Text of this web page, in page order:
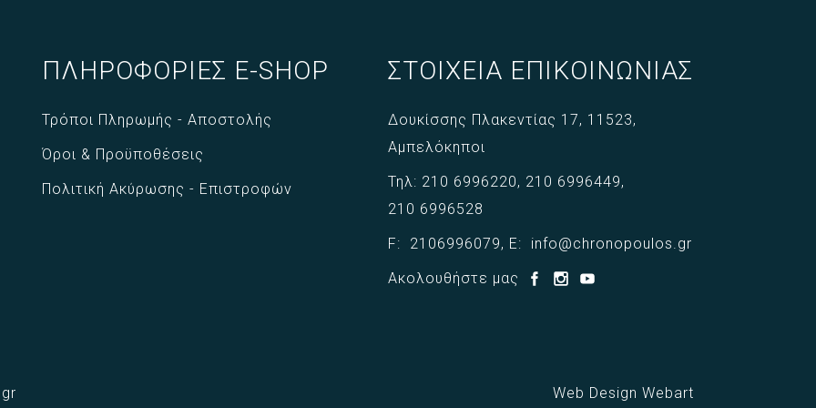
ΠΛΗΡΟΦΟΡΙΕΣ E-SHOP
Τρόποι Πληρωμής - Αποστολής
Όροι & Προϋποθέσεις
Πολιτική Ακύρωσης - Επιστροφών
ΣΤΟΙΧΕΙΑ ΕΠΙΚΟΙΝΩΝΙΑΣ
Δουκίσσης Πλακεντίας 17, 11523,
Αμπελόκηποι
Τηλ: 210 6996220, 210 6996449,
210 6996528
F: 2106996079, E: info@chronopoulos.gr
Ακολουθήστε μας
Web Design Webart